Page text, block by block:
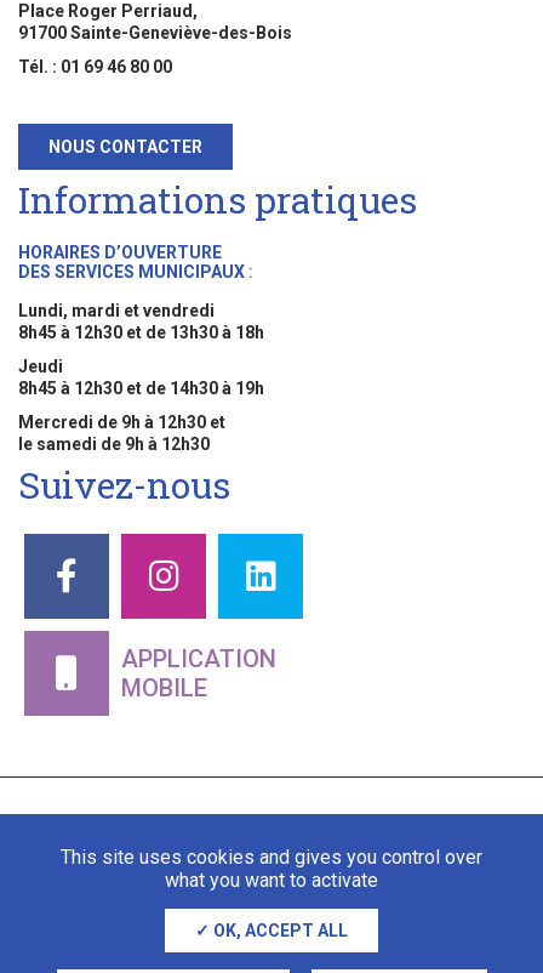
Place Roger Perriaud,
91700 Sainte-Geneviève-des-Bois
Tél. : 01 69 46 80 00
NOUS CONTACTER
Informations pratiques
HORAIRES D’OUVERTURE
DES SERVICES MUNICIPAUX :
Lundi, mardi et vendredi
8h45 à 12h30 et de 13h30 à 18h
Jeudi
8h45 à 12h30 et de 14h30 à 19h
Mercredi de 9h à 12h30 et
le samedi de 9h à 12h30
Suivez-nous
APPLICATION
MOBILE
Mentions légales Gestion des cookies
This site uses cookies and gives you control over
what you want to activate
OK, ACCEPT ALL